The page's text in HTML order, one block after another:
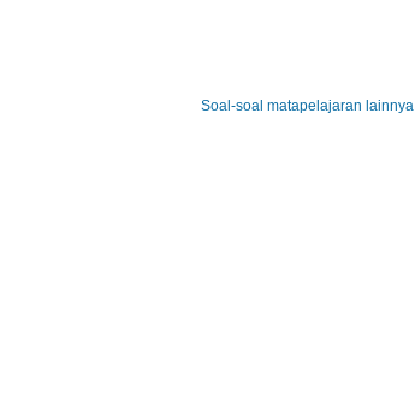
Soal-soal matapelajaran lainnya